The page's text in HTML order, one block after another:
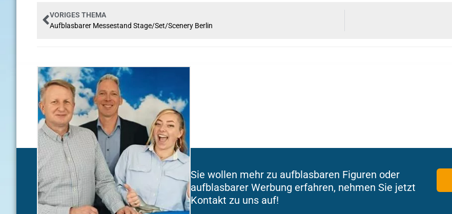
VORIGES THEMA
Aufblasbarer Messestand Stage/Set/Scenery Berlin
Sie wollen mehr zu aufblasbaren Figuren oder
aufblasbarer Werbung erfahren, nehmen Sie jetzt
Kontakt zu uns auf!